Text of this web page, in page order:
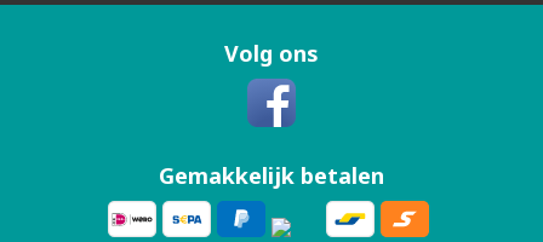
Volg ons
Gemakkelijk betalen